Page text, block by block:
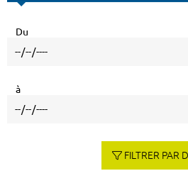
Du
à
FILTRER PAR